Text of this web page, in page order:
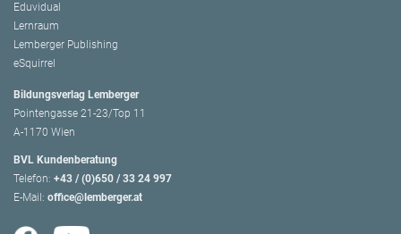
Eduvidual
Lernraum
Lemberger Publishing
eSquirrel
Bildungsverlag Lemberger
Pointengasse 21-23/Top 11
A-1170 Wien
BVL Kundenberatung
Telefon: +43 / (0)650 / 33 24 997
E-Mail: office@lemberger.at